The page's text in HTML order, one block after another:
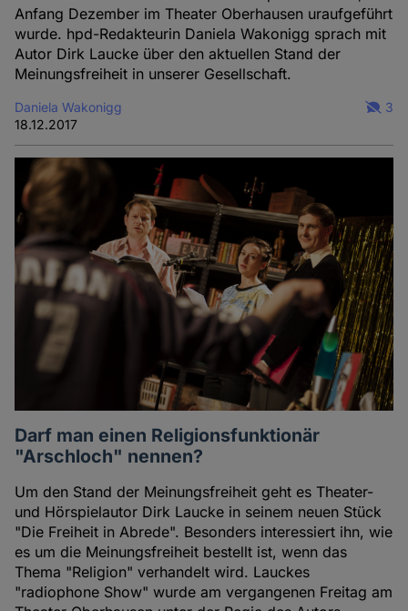
Anfang Dezember im Theater Oberhausen uraufgeführt
wurde. hpd-Redakteurin Daniela Wakonigg sprach mit
Autor Dirk Laucke über den aktuellen Stand der
Meinungsfreiheit in unserer Gesellschaft.
Daniela Wakonigg
18.12.2017
3
Darf man einen Religionsfunktionär
"Arschloch" nennen?
Um den Stand der Meinungsfreiheit geht es Theater-
und Hörspielautor Dirk Laucke in seinem neuen Stück
"Die Freiheit in Abrede". Besonders interessiert ihn, wie
es um die Meinungsfreiheit bestellt ist, wenn das
Thema "Religion" verhandelt wird. Lauckes
"radiophone Show" wurde am vergangenen Freitag am